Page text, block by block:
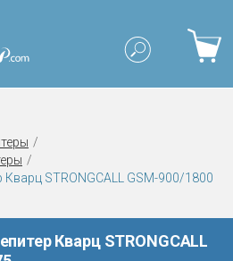
STRONGCALL GSM-900/1800
Кварц STRONGCALL